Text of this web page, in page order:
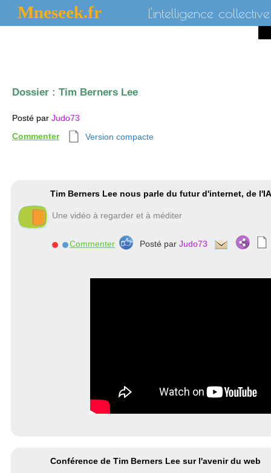
Mneseek.fr L'intelligence collective
Dossier : Tim Berners Lee
Posté par Judo73
Commenter
Version compacte
Tim Berners Lee nous parle du futur d'internet, de
Une vidéo à regarder et à méditer
Commenter Posté par Judo73
Conférence de Tim Berners Lee sur l'avenir du web